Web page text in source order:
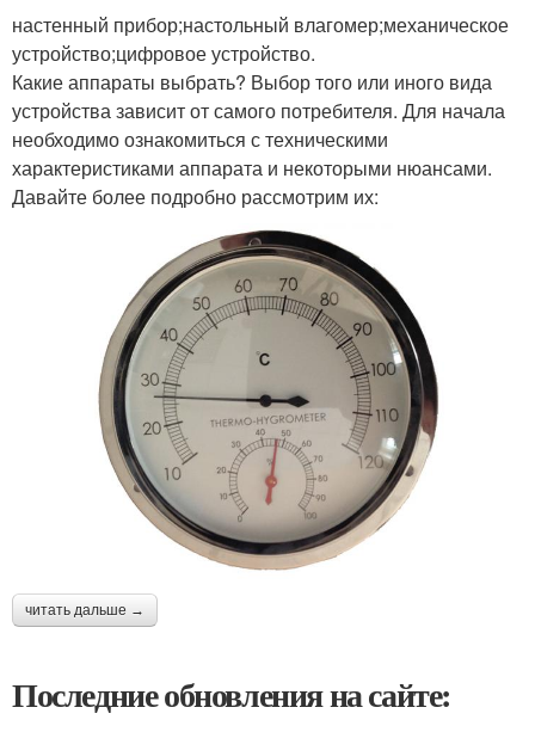
настенный прибор;настольный влагомер;механическое
устройство;цифровое устройство.
Какие аппараты выбрать? Выбор того или иного вида
устройства зависит от самого потребителя. Для начала
необходимо ознакомиться с техническими
характеристиками аппарата и некоторыми нюансами.
Давайте более подробно рассмотрим их:
читать дальше →
Последние обновления на сайте: